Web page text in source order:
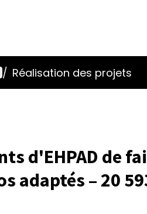
utilisateur
/ Réalisation des projets
d'EHPAD de
adaptés – 20